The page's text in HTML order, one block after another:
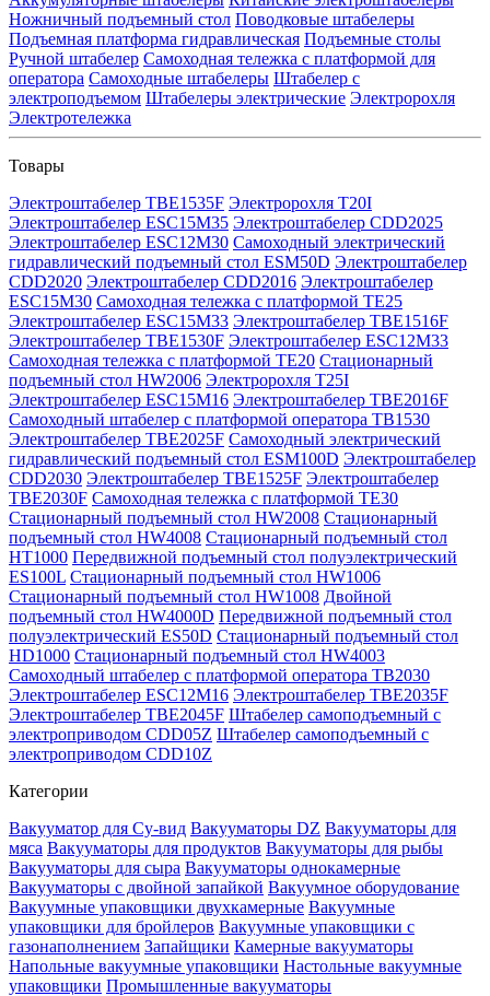
Ножничный подъемный стол Поводковые штабелеры
Подъемная платформа гидравлическая Подъемные столы
Ручной штабелер Самоходная тележка с платформой для
оператора Самоходные штабелеры Штабелер с
электроподъемом Штабелеры электрические Электророхля
Электротележка
Товары
Электроштабелер TBE1535F Электророхля T20I
Электроштабелер ESC15M35 Электроштабелер CDD2025
Электроштабелер ESC12M30 Самоходный электрический
гидравлический подъемный стол ESM50D Электроштабелер
CDD2020 Электроштабелер CDD2016 Электроштабелер
ESC15M30 Самоходная тележка с платформой TE25
Электроштабелер ESC15M33 Электроштабелер TBE1516F
Электроштабелер TBE1530F Электроштабелер ESC12M33
Самоходная тележка с платформой TE20 Стационарный
подъемный стол HW2006 Электророхля T25I
Электроштабелер ESC15M16 Электроштабелер TBE2016F
Самоходный штабелер с платформой оператора TB1530
Электроштабелер TBE2025F Самоходный электрический
гидравлический подъемный стол ESM100D Электроштабелер
CDD2030 Электроштабелер TBE1525F Электроштабелер
TBE2030F Самоходная тележка с платформой TE30
Стационарный подъемный стол HW2008 Стационарный
подъемный стол HW4008 Стационарный подъемный стол
HT1000 Передвижной подъемный стол полуэлектрический
ES100L Стационарный подъемный стол HW1006
Стационарный подъемный стол HW1008 Двойной
подъемный стол HW4000D Передвижной подъемный стол
полуэлектрический ES50D Стационарный подъемный стол
HD1000 Стационарный подъемный стол HW4003
Самоходный штабелер с платформой оператора TB2030
Электроштабелер ESC12M16 Электроштабелер TBE2035F
Электроштабелер TBE2045F Штабелер самоподъемный с
электроприводом CDD05Z Штабелер самоподъемный с
электроприводом CDD10Z
Категории
Вакууматор для Су-вид Вакууматоры DZ Вакууматоры для
мяса Вакууматоры для продуктов Вакууматоры для рыбы
Вакууматоры для сыра Вакууматоры однокамерные
Вакууматоры с двойной запайкой Вакуумное оборудование
Вакуумные упаковщики двухкамерные Вакуумные
упаковщики для бройлеров Вакуумные упаковщики с
газонаполнением Запайщики Камерные вакууматоры
Напольные вакуумные упаковщики Настольные вакуумные
упаковщики Промышленные вакууматоры